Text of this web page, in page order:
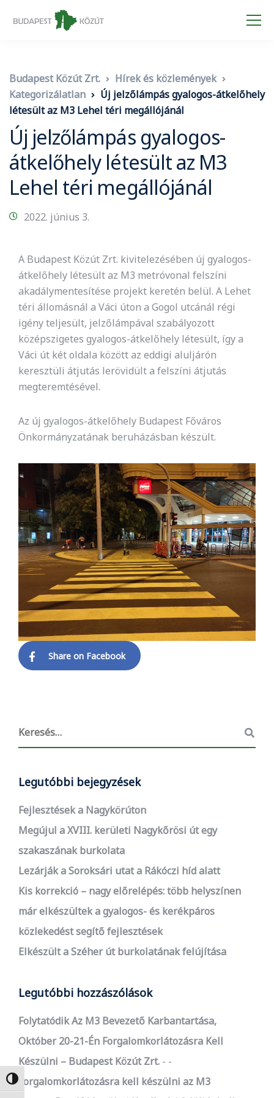
Nagy kontraszt váltása
Budapest Közút Zrt.
Hírek és közlemények
Kategorizálatlan
Új jelzőlámpás gyalogos-átkelőhely
létesült az M3 Lehel téri megállójánál
Új jelzőlámpás gyalogos-
átkelőhely létesült az M3
Lehel téri megállójánál
2022. június 3.
A Budapest Közút Zrt. kivitelezésében új gyalogos-
átkelőhely létesült az M3 metróvonal felszíni
akadálymentesítése projekt keretén belül. A Lehet
téri állomásnál a Váci úton a Gogol utcánál régi
igény teljesült, jelzőlámpával szabályozott
középszigetes gyalogos-átkelőhely létesült, így a
Váci út két oldala között az eddigi aluljárón
keresztüli átjutás lerövidült a felszíni átjutás
megteremtésével.
Az új gyalogos-átkelőhely Budapest Főváros
Önkormányzatának beruházásban készült.
Share on Facebook
Legutóbbi bejegyzések
Fejlesztések a Nagykörúton
Megújul a XVIII. kerületi Nagykőrösi út egy
szakaszának burkolata
Lezárják a Soroksári utat a Rákóczi híd alatt
Kis korrekció – nagy előrelépés: több helyszínen
már elkészültek a gyalogos- és kerékpáros
közlekedést segítő fejlesztések
Elkészült a Széher út burkolatának felújítása
Legutóbbi hozzászólások
Folytatódik Az M3 Bevezető Karbantartása,
Október 20-21-Én Forgalomkorlátozásra Kell
Készülni – Budapest Közút Zrt.
-
Forgalomkorlátozásra kell készülni az M3